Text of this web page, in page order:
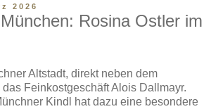
2026
Rosina Ostler im
Altstadt, direkt neben dem
Feinkostgeschäft Alois Dallmayr.
Kindl hat dazu eine besondere